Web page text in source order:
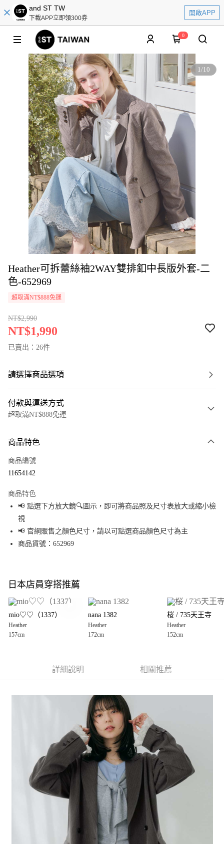
and ST TW
下載APP立即領300券
開啟APP
0
1/10
Heather可拆蕾絲袖2WAY雙排釦中長版外套-二
色-652969
超取滿NT$888免運
NT$2,990
NT$1,990
已賣出：26件
請選擇商品選項
付款與運送方式
超取滿NT$888免運
信用卡一次付款
Apple Pay
街口支付
悠遊付
全盈+PAY
大哥付你分期
【大哥付你分期使用說明】
1.本服務由台灣大哥大提供，台灣大哥大用戶可立即使用無須另外申請。
2.付款方式選擇「大哥付你分期」，訂單成立後會自動跳轉到大哥付的交易
3.實際核准額度、可分期數及費用金額請依後續交易確認頁面所載為準。
4.訂單成立30分鐘內，如未前往確認交易或遇審核未通過，訂單將自動取
1.分期款項不併入電信帳單，「大哥付你分期」於每月結算日後寄送繳費提
2.透過簡訊連結打開帳單後，可選擇「超商條碼／台灣大直營門市／銀行轉
帳／街口支付／iPASS MONEY」等通路繳費。
【注意事項】
1.本服務係由「台灣大哥大股份有限公司」（以下簡稱本公司）所提供，讓
用戶於交易時，得透過本服務購買商品或服務，並由商店將買賣／分期付款
買賣價金債權讓與本公司後，依約使用本公司帳單繳交帳款。
2.基於同意付款使用「大哥付你分期」之契約關係目的，商店將以您的個人
資料（包含姓名、電話或地址）提供予台灣大哥大進項蒐集、處理及利用，
由本公司與您本人進行分期帳單所需資料之確認、核對及更正。
3.完整用戶服務條款，請詳閱以下連結：
https://oppay.tw/userRule
AFTEE先享後付
３．安心：先確認商品／服務後，再付款。
【「AFTEE先享後付」結帳流程】
１．於結帳方式選擇「AFTEE先享後付」後，將跳轉至「AFTEE先享後付」
結帳頁面，進行簡訊認證並確認金額後，即可完成結帳。
２．訂單成立數日內，您將收到繳費通知簡訊。
３．收到繳費通知簡訊後14天內，點擊此簡訊中的連結，可透過四大超商／
ATM／網路銀行／等多元方式進行付款，方視為交易完成。
※ 請注意：結帳手續完成當下不需立刻繳費，但若您需要取消訂單，請聯絡
購買商品的店家。未經商家同意取消之訂單仍視為有效，需透過AFTEE先享
後付繳納相關費用。
※ 交易是否成功請以「AFTEE先享後付 」之結帳頁面顯示為準，若有關於
是否繳費成功／繳費後需取消欲退款等相關疑問，請聯繫「AFTEE先享後付
https://netprotections.freshdesk.com/support/home
１．透過由恩沛科技股份有限公司提供之「AFTEE先享後付」服務完成之交
每筆NT$80，滿NT$888(含以上)免運費
每筆NT$80，滿NT$888(含以上)免運費
7-11 取貨付款
每筆NT$80，滿NT$1,500(含以上)免運費
付款後 7-11取貨
每筆NT$80，滿NT$1,500(含以上)免運費
每筆NT$80，滿NT$1,500(含以上)免運費
商品特色
商品編號
11654142
商品特色
📢 點選下方放大鏡🔍圖示，即可將商品照及尺寸表放大或縮小檢
視
📢 官網販售之顏色尺寸，請以可點選商品顏色尺寸為主
商品貨號：652969
日本店員穿搭推薦
mio♡♡（1337）
Heather
157cm
nana 1382
Heather
172cm
桜 / 735天王寺
Heather
152cm
詳細說明 相關推薦